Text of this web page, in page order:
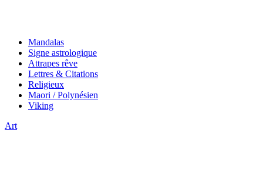
Mandalas
Signe astrologique
Attrapes rêve
Lettres & Citations
Religieux
Maori / Polynésien
Viking
Art